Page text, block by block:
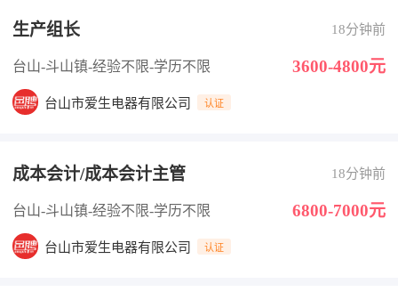
生产组长 18分钟前
台山-斗山镇-经验不限-学历不限 3600-4800元
台山市爱生电器有限公司 认证
成本会计/成本会计主管 18分钟前
台山-斗山镇-经验不限-学历不限 6800-7000元
台山市爱生电器有限公司 认证